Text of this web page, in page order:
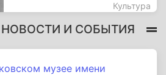
Культура
И СОБЫТИЯ
музее имени